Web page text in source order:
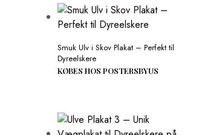
Smuk Ulv i Skov Plakat – Perfekt til
Dyreelskere
KØBES HOS POSTERSBYUS